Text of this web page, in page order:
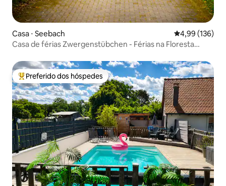
Casa ⋅ Seebach 4,99 de uma
4,99 (136)
Casa de férias Zwergenstübchen - Férias na Floresta
Entre os melhores preferidos dos hóspedes
Preferido dos hóspedes